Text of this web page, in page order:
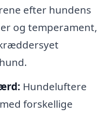
efter hundens
og temperament,
Hundeluftere
forskellige